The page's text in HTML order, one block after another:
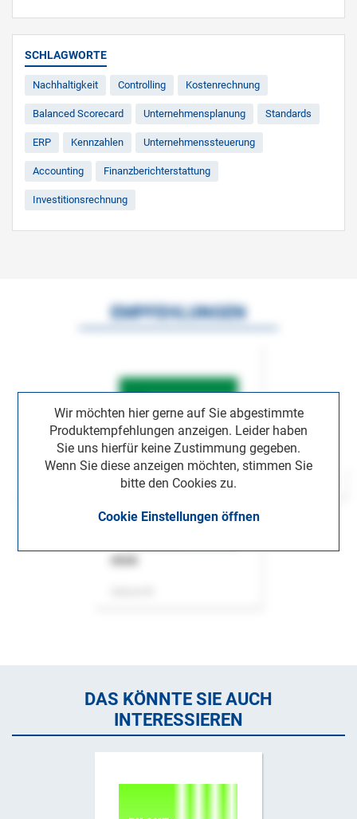
SCHLAGWORTE
Nachhaltigkeit Controlling Kostenrechnung
Balanced Scorecard Unternehmensplanung Standards
ERP Kennzahlen Unternehmenssteuerung
Accounting Finanzberichterstattung
Investitionsrechnung
Wir möchten hier gerne auf Sie abgestimmte
Produktempfehlungen anzeigen. Leider haben
Sie uns hierfür keine Zustimmung gegeben.
Wenn Sie diese anzeigen möchten, stimmen Sie
bitte den Cookies zu.
Cookie Einstellungen öffnen
EMPFEHLUNGEN
DAS KÖNNTE SIE AUCH
INTERESSIEREN